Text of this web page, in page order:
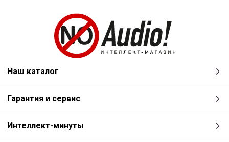
Наш каталог
Гарантия и сервис
Интеллект-минуты